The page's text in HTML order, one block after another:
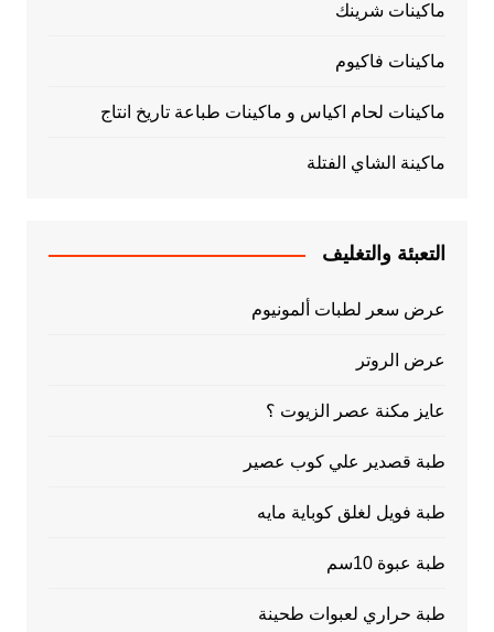
ماكينات شرينك
ماكينات فاكيوم
ماكينات لحام اكياس و ماكينات طباعة تاريخ انتاج
ماكينة الشاي الفتلة
التعبئة والتغليف
عرض سعر لطبات ألمونيوم
عرض الروتر
عايز مكنة عصر الزيوت ؟
طبة قصدير علي كوب عصير
طبة فويل لغلق كوباية مايه
طبة عبوة 10سم
طبة حراري لعبوات طحينة